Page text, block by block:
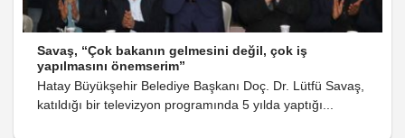
Savaş, “Çok bakanın gelmesini değil, çok iş
yapılmasını önemserim”
Hatay Büyükşehir Belediye Başkanı Doç. Dr. Lütfü Savaş,
katıldığı bir televizyon programında 5 yılda yaptığı...